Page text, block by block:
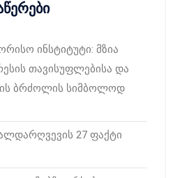
ინსტიტუტი: მზია
თავისუფლებისა და
ბრძოლის სიმბოლოდ
27 ფაქტი